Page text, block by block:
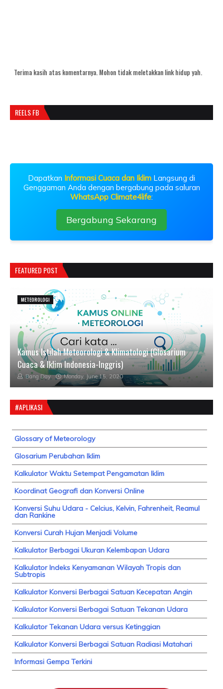
Terima kasih atas komentarnya. Mohon tidak meletakkan link hidup yah.
REELS FB
Dapatkan Informasi Cuaca dan Iklim Langsung di
Genggaman Anda dengan bergabung pada saluran
WhatsApp Climate4life:
Bergabung Sekarang
FEATURED POST
METEOROLOGI
Kamus Istilah Meteorologi & Klimatologi (Glosarium
Cuaca & Iklim Indonesia-Inggris)
Bang Day Monday, June 15, 2020
#APLIKASI
Glossary of Meteorology
Glosarium Perubahan Iklim
Kalkulator Waktu Setempat Pengamatan Iklim
Koordinat Geografi dan Konversi Online
Konversi Suhu Udara - Celcius, Kelvin, Fahrenheit, Reamul
dan Rankine
Konversi Curah Hujan Menjadi Volume
Kalkulator Berbagai Ukuran Kelembapan Udara
Kalkulator Indeks Kenyamanan Wilayah Tropis dan
Subtropis
Kalkulator Konversi Berbagai Satuan Kecepatan Angin
Kalkulator Konversi Berbagai Satuan Tekanan Udara
Kalkulator Tekanan Udara versus Ketinggian
Kalkulator Konversi Berbagai Satuan Radiasi Matahari
Informasi Gempa Terkini